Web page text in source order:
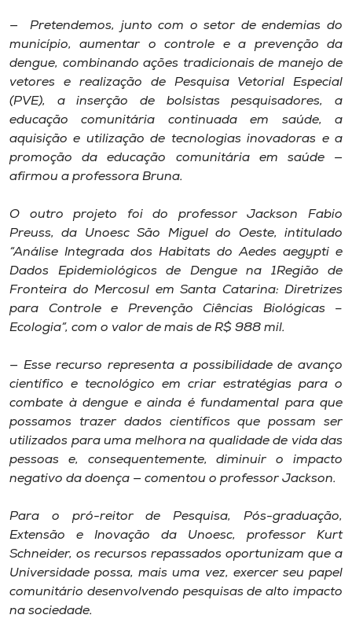
— Pretendemos, junto com o setor de endemias do
município, aumentar o controle e a prevenção da
dengue, combinando ações tradicionais de manejo de
vetores e realização de Pesquisa Vetorial Especial
(PVE), a inserção de bolsistas pesquisadores, a
educação comunitária continuada em saúde, a
aquisição e utilização de tecnologias inovadoras e a
promoção da educação comunitária em saúde —
afirmou a professora Bruna.
O outro projeto foi do professor Jackson Fabio
Preuss, da Unoesc São Miguel do Oeste, intitulado
“Análise Integrada dos Habitats do Aedes aegypti e
Dados Epidemiológicos de Dengue na 1Região de
Fronteira do Mercosul em Santa Catarina: Diretrizes
para Controle e Prevenção Ciências Biológicas –
Ecologia”, com o valor de mais de R$ 988 mil.
— Esse recurso representa a possibilidade de avanço
científico e tecnológico em criar estratégias para o
combate à dengue e ainda é fundamental para que
possamos trazer dados científicos que possam ser
utilizados para uma melhora na qualidade de vida das
pessoas e, consequentemente, diminuir o impacto
negativo da doença — comentou o professor Jackson.
Para o pró-reitor de Pesquisa, Pós-graduação,
Extensão e Inovação da Unoesc, professor Kurt
Schneider, os recursos repassados oportunizam que a
Universidade possa, mais uma vez, exercer seu papel
comunitário desenvolvendo pesquisas de alto impacto
na sociedade.